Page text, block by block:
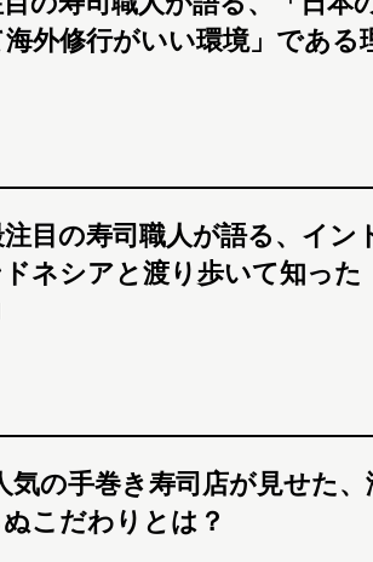
外修行がいい環境」である
目の寿司職人が語る、イン
ネシアと渡り歩いて知った
気の手巻き寿司店が見せた
こだわりとは？